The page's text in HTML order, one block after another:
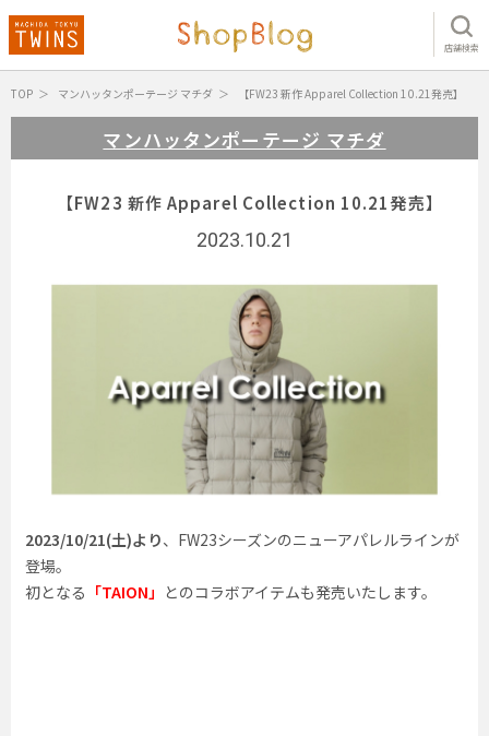
店舗検索
TOP マンハッタンポーテージ マチダ 【​FW23 新作 Apparel Collection 10.21発売】
マンハッタンポーテージ マチダ
【​FW23 新作 Apparel Collection 10.21発売】
2023.10.21
2023/10/21(土)より、FW23シーズンのニューアパレルラインが
登場。
初となる 「TAION」 とのコラボアイテムも発売いたします。